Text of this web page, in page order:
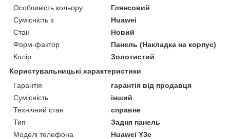
Особливість кольору
Глянсовий
Сумісність з
Huawei
Стан
Новий
Форм-фактор
Панель (Накладка на корпус)
Колір
Золотистий
Користувальницькі характеристики
Гарантія
гарантія від продавця
Сумісність
інший
Технічний стан
справне
Тип
Задня панель
Моделі телефона
Huawei Y3c